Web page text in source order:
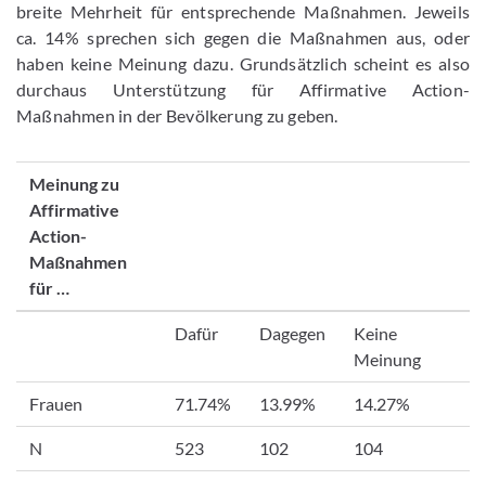
breite Mehrheit für entsprechende Maßnahmen. Jeweils
ca. 14% sprechen sich gegen die Maßnahmen aus, oder
haben keine Meinung dazu. Grundsätzlich scheint es also
durchaus Unterstützung für Affirmative Action-
Maßnahmen in der Bevölkerung zu geben.
Meinung zu
Affirmative
Action-
Maßnahmen
für …
Dafür Dagegen
Keine
Meinung
Frauen 71.74% 13.99% 14.27%
N 523 102 104